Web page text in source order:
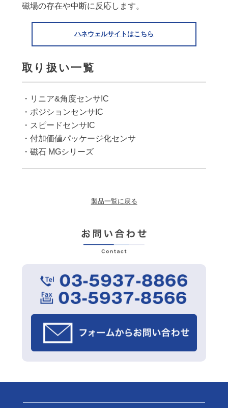
磁場の存在や中断に反応します。
ハネウェルサイトはこちら
取り扱い一覧
・リニア&角度センサIC
・ポジションセンサIC
・スピードセンサIC
・付加価値パッケージ化センサ
・磁石 MGシリーズ
製品一覧に戻る